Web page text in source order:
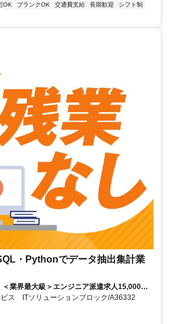
OK ブランクOK 交通費支給 長期歓迎
シフト制
・Pythonでデータ抽出集計業
＜業界最大級＞エンジニア派遣求人15,000件
登録→最短2日で就業可能！！
ス ITソリューションブロック/A36332